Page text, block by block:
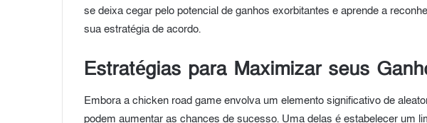
se deixa cegar pelo potencial de ganhos exorbitantes e aprende a
sua estratégia de acordo.
Estratégias para Maximizar seus
Embora a chicken road game envolva um elemento significativo de
podem aumentar as chances de sucesso. Uma delas é estabelecer um